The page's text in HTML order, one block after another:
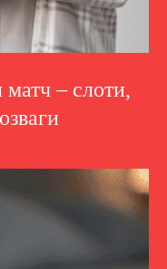
матч – слоти,